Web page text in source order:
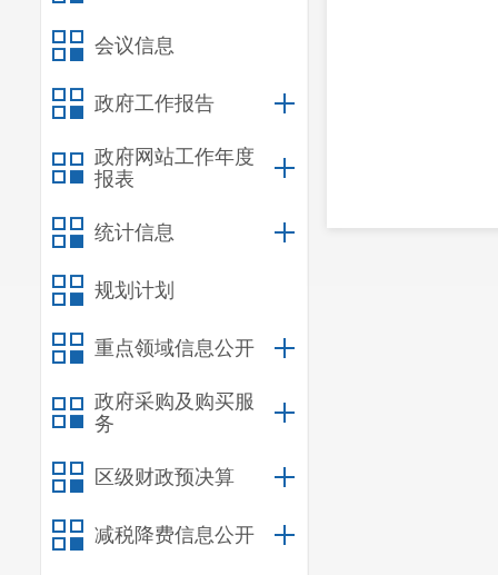
会议信息
政府工作报告
政府网站工作年度
报表
统计信息
规划计划
重点领域信息公开
政府采购及购买服
务
区级财政预决算
减税降费信息公开